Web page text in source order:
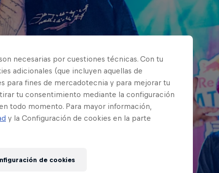
necesarias por cuestiones técnicas. Con tu
adicionales (que incluyen aquellas de
para fines de mercadotecnia y para mejorar tu
tu consentimiento mediante la configuración
todo momento. Para mayor información,
y la Configuración de cookies en la parte
de cookies